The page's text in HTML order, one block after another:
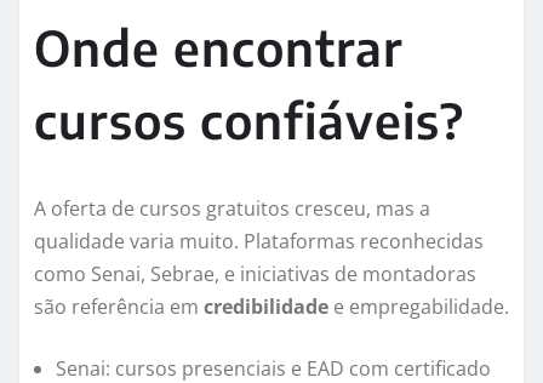
Onde encontrar
cursos confiáveis?
A oferta de cursos gratuitos cresceu, mas a
qualidade varia muito. Plataformas reconhecidas
como Senai, Sebrae, e iniciativas de montadoras
são referência em credibilidade e empregabilidade.
Senai: cursos presenciais e EAD com certificado